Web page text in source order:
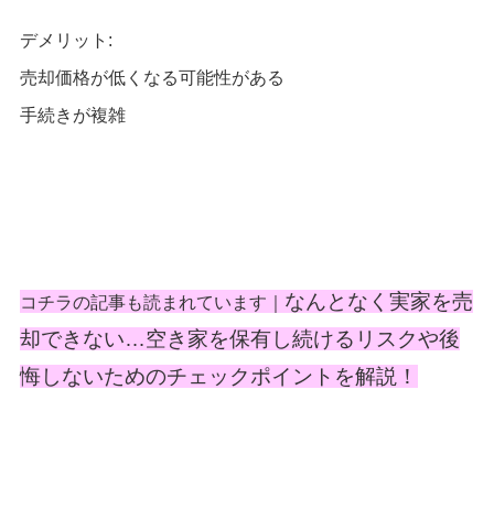
デメリット:
売却価格が低くなる可能性がある
手続きが複雑
コチラの記事も読まれています｜ なんとなく実家を売
却できない…空き家を保有し続けるリスクや後
悔しないためのチェックポイントを解説！